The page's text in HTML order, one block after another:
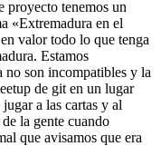
proyecto tenemos un
«Extremadura en el
valor todo lo que tenga
Estamos
son incompatibles y la
de git en un lugar
a las cartas y al
la gente cuando
que avisamos que era